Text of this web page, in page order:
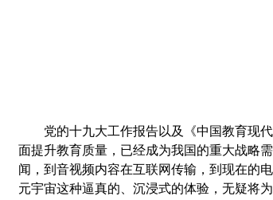
党的十九大工作报告以及《中国教育现
面提升教育质量，已经成为我国的重大战略
闻，到音视频内容在互联网传输，到现在的
元宇宙这种逼真的、沉浸式的体验，无疑将